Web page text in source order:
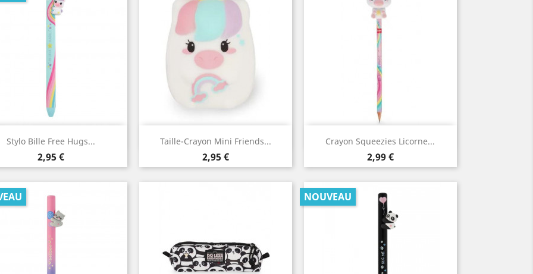
Stylo Bille Free Hugs...
Prix
2,95 €
Aperçu rapide Taille-Crayon Mini Friends...
Prix
2,95 €
Aperçu rapide Crayon Squeezies Licorne...
Prix
2,99 €
 Aperçu rapide
NOUVEAU